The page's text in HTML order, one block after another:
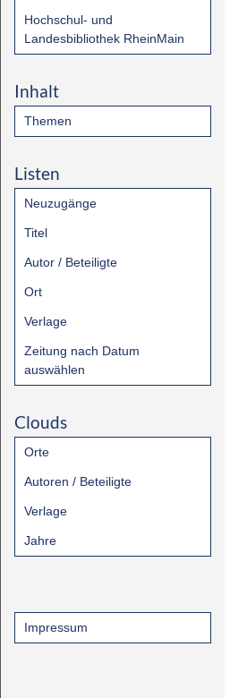
Hochschul- und
Landesbibliothek RheinMain
Inhalt
Themen
Listen
Neuzugänge
Titel
Autor / Beteiligte
Ort
Verlage
Zeitung nach Datum
auswählen
Clouds
Orte
Autoren / Beteiligte
Verlage
Jahre
Impressum